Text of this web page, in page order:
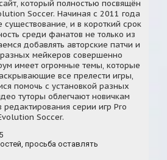
который полностью посвящён
Soccer. Начиная с 2011 года
существование, и в короткий срок
среди фанатов не только из
добавлять авторские патчи и
мейкеров совершенно
имеет огромные темы, которые
все прелести игры,
помочь с установкой разных
туторы облегчают новичкам
редактирования серии игр Pro
Soccer.
просьба оставлять